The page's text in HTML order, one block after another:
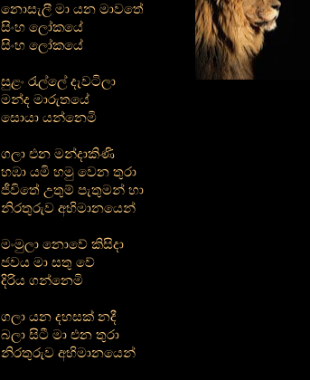
නොසැලී මා යන මාවතේ
සිංහ ලෝකයේ
සිංහ ලෝකයේ
සුළං රැල්ලේ දැවටිලා
මන්ද මාරුතයේ
සොයා යන්නෙමි
ගලා එන මන්දාකිණි
හඹා යමි හමු වෙන තුරා
ජීවිතේ උතුම් පැතුමන් හා
නිරතුරුව අභිමානයෙන්
මංමුලා නොවේ කිසිදා
ජවය මා සතු වේ
දිරිය ගන්නෙමි
ගලා යන දහසක් නදී
බලා සිටී මා එන තුරා
නිරතුරුව අභිමානයෙන්